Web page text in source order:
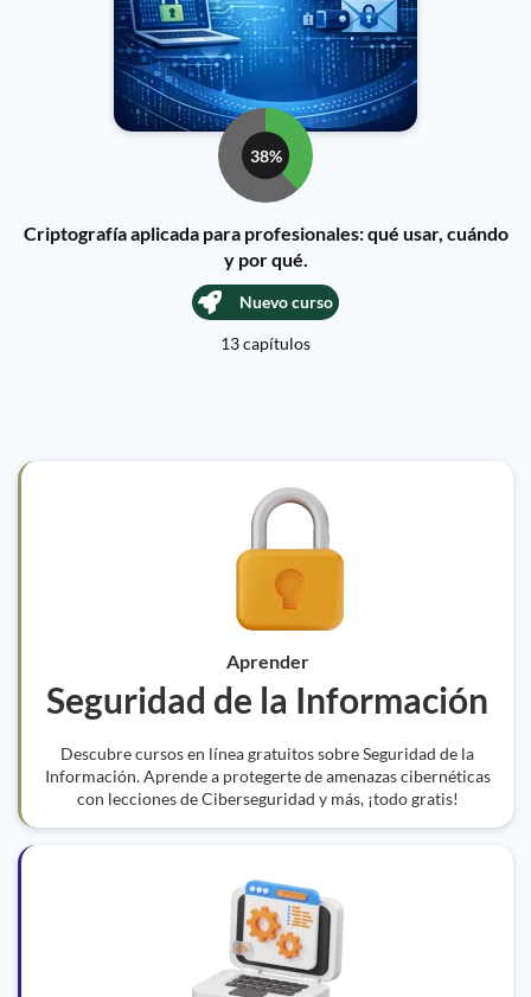
38%
Criptografía aplicada para profesionales: qué usar, cuándo
y por qué.
Nuevo curso
13 capítulos
Aprender
Seguridad de la Información
Descubre cursos en línea gratuitos sobre Seguridad de la
Información. Aprende a protegerte de amenazas cibernéticas
con lecciones de Ciberseguridad y más, ¡todo gratis!